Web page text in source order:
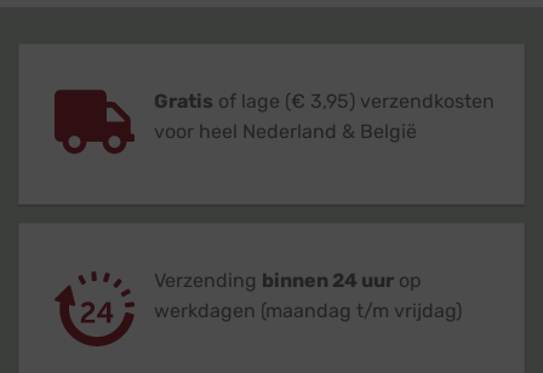
Gratis of lage (€ 3,95) verzendkosten
voor heel Nederland & België
Verzending binnen 24 uur op
werkdagen (maandag t/m vrijdag)